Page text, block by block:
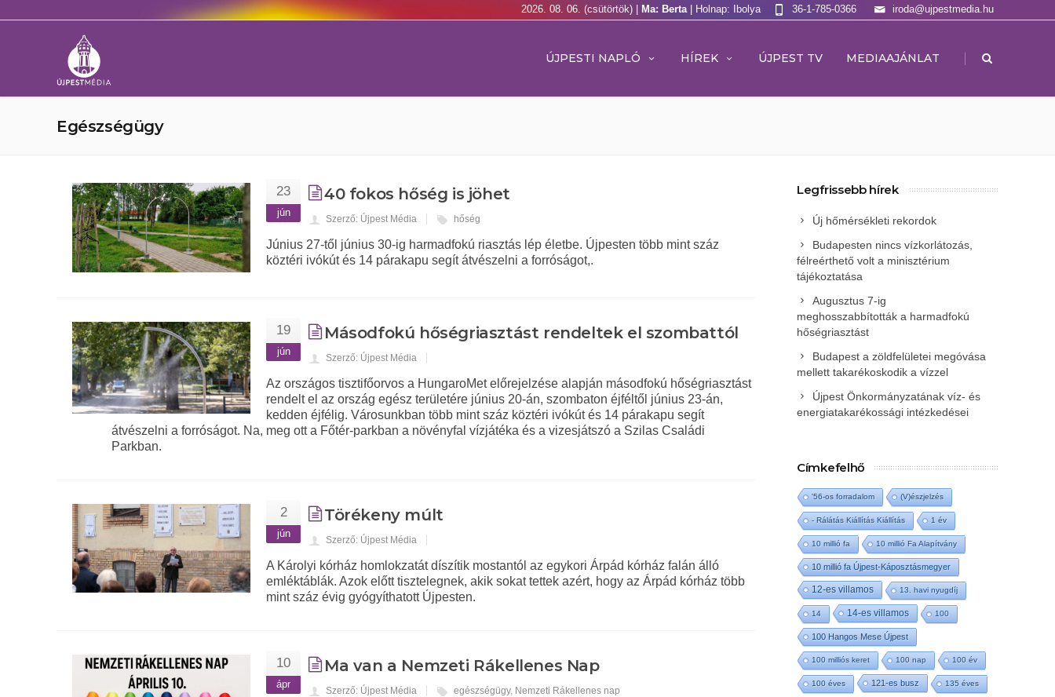
2026. 08. 06. (csütörtök) | Ma: Berta | Holnap: Ibolya iroda@ujpestmedia.hu
36-1-785-0366
ÚJPESTI NAPLÓ HÍREK ÚJPEST TV MEDIAAJÁNLAT |
Egészségügy
23
jún
40 fokos hőség is jöhet
Szerző: Újpest Média hőség
Június 27-től június 30-ig harmadfokú riasztás lép életbe. Újpesten több mint száz
köztéri ivókút és 14 párakapu segít átvészelni a forróságot,.
19
jún
Másodfokú hőségriasztást rendeltek el szombattól
Szerző: Újpest Média
Az országos tisztifőorvos a HungaroMet előrejelzése alapján másodfokú hőségriasztást
rendelt el az ország egész területére június 20-án, szombaton éjféltől június 23-án,
kedden éjfélig. Városunkban több mint száz köztéri ivókút és 14 párakapu segít
átvészelni a forróságot. Na, meg ott a Főtér-parkban a növényfal vízjátéka és a vizesjátszó a Szilas Családi
Parkban.
2
jún
Törékeny múlt
Szerző: Újpest Média
A Károlyi kórház homlokzatát díszítik mostantól az egykori Árpád kórház falán álló
emléktáblák. Azok előtt tisztelegnek, akik sokat tettek azért, hogy az Árpád kórház több
mint száz évig gyógyíthatott Újpesten.
10
ápr
Ma van a Nemzeti Rákellenes Nap
Szerző: Újpest Média egészségügy, Nemzeti Rákellenes nap
Legfrissebb hírek
Új hőmérsékleti rekordok
Budapesten nincs vízkorlátozás,
félreérthető volt a minisztérium
tájékoztatása
Augusztus 7-ig
meghosszabbították a harmadfokú
hőségriasztást
Budapest a zöldfelületei megóvása
mellett takarékoskodik a vízzel
Újpest Önkormányzatának víz- és
energiatakarékossági intézkedései
Címkefelhő
'56-os forradalom (V)észjelzés
- Rálátás Kiállítás Kiállítás 1 év
10 millió fa 10 millió Fa Alapítvány
10 millió fa Újpest-Káposztásmegyer
12-es villamos 13. havi nyugdíj
14 14-es villamos 100
100 Hangos Mese Újpest
100 milliós keret 100 nap 100 év
100 éves 121-es busz 135 éves